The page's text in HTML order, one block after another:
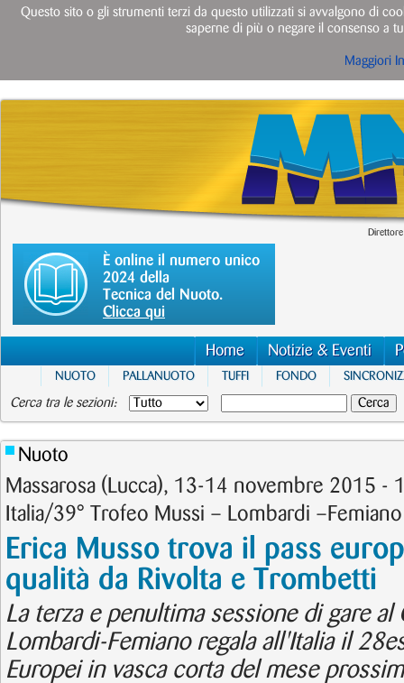
È online il numero unico
2024 della
Tecnica del Nuoto.
Clicca qui
Home Notizie & Eventi
NUOTO PALLANUOTO TUFFI FONDO
Cerca tra le sezioni:
Nuoto
Massarosa (Lucca), 13-14 novembre 2015 -
Italia/39° Trofeo Mussi – Lombardi
Erica Musso trova il pass
qualità da Rivolta e Trombetti
La terza e penultima sessione di gare
Lombardi-Femiano regala all'Italia il
Europei in vasca corta del mese
Questo sito o gli strumenti terzi da questo utilizzati si avvalgono di
saperne di più o negare il consenso a
Maggiori